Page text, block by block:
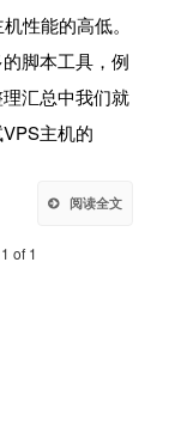
性能的高低。
脚本工具，例
汇总中我们就
主机的
阅读全文
of 1